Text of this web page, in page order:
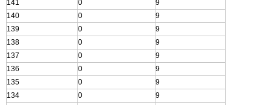
141
0
9
140
0
9
139
0
9
138
0
9
137
0
9
136
0
9
135
0
9
134
0
9